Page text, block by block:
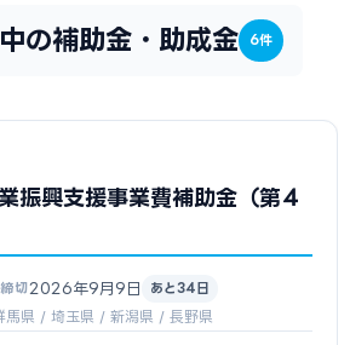
の補助金・助成金 6件
振興支援事業費補助金（第４
締切 2026年9月9日
あと34日
馬県 / 埼玉県 / 新潟県 / 長野県